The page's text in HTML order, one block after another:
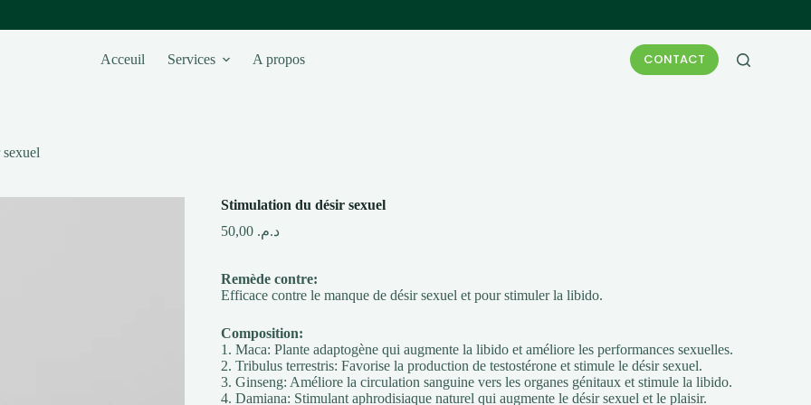
Acceuil Services A propos CONTACT
Stimulation du désir sexuel
د.م.
Remède contre:
Efficace contre le manque de désir sexuel et pour stimuler la libido.
Composition:
1. Maca: Plante adaptogène qui augmente la libido et améliore les performances sexuelles.
2. Tribulus terrestris: Favorise la production de testostérone et stimule le désir sexuel.
3. Ginseng: Améliore la circulation sanguine vers les organes génitaux et stimule la libido.
4. Damiana: Stimulant aphrodisiaque naturel qui augmente le désir sexuel et le plaisir.